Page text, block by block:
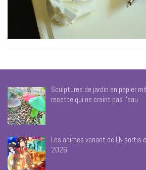
Sculptures de jardin en papier
recette qui ne craint pas l’eau
Les animes venant de LN sortis
2026